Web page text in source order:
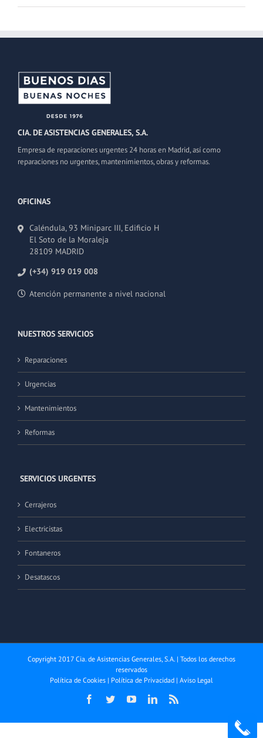
CIA. DE ASISTENCIAS GENERALES, S.A.
Empresa de reparaciones urgentes 24 horas en Madrid, así como
reparaciones no urgentes, mantenimientos, obras y reformas.
OFICINAS
Caléndula, 93 Miniparc III, Edificio H
El Soto de la Moraleja
28109 MADRID
(+34) 919 019 008
Atención permanente a nivel nacional
NUESTROS SERVICIOS
Reparaciones
Urgencias
Mantenimientos
Reformas
SERVICIOS URGENTES
Cerrajeros
Electricistas
Fontaneros
Desatascos
Copyright 2017 Cia. de Asistencias Generales, S.A. | Todos los derechos
reservados
Política de Cookies | Política de Privacidad | Aviso Legal
Facebook
TwitterYouTubeLinkedIn